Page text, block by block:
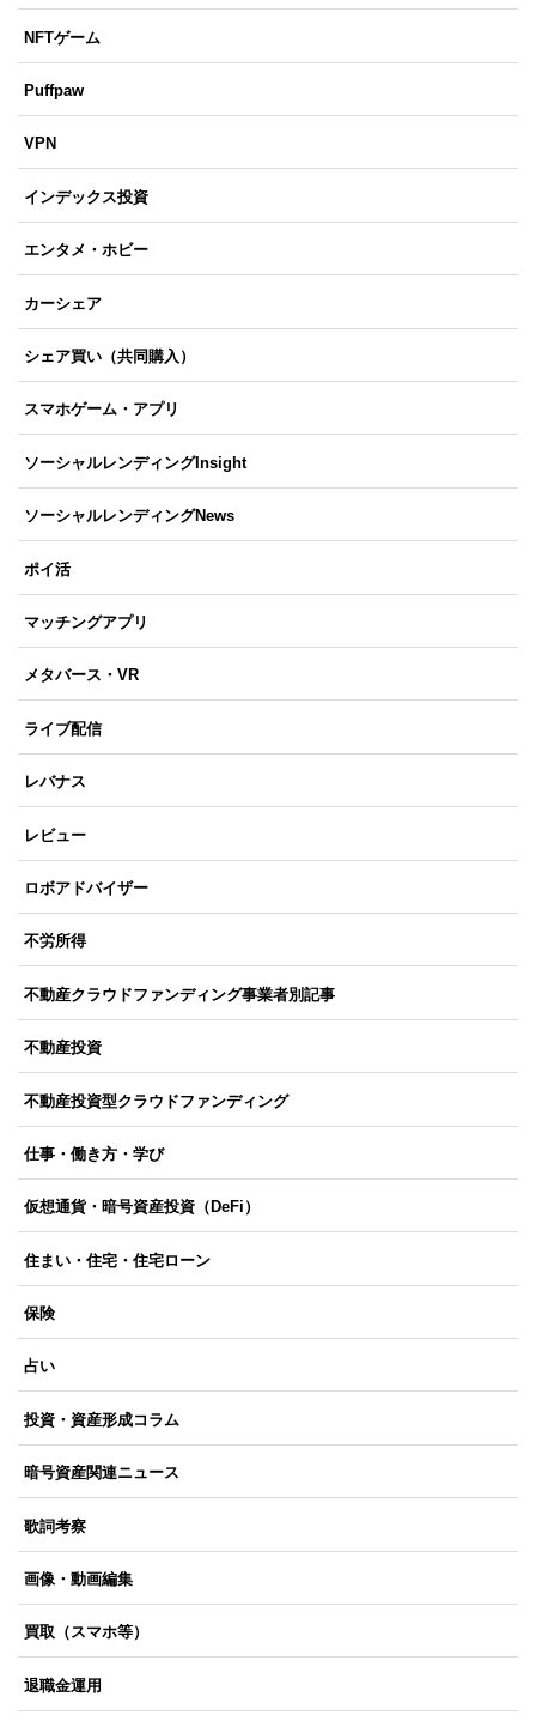
NFTゲーム
Puffpaw
VPN
インデックス投資
エンタメ・ホビー
カーシェア
シェア買い（共同購入）
スマホゲーム・アプリ
ソーシャルレンディングInsight
ソーシャルレンディングNews
ポイ活
マッチングアプリ
メタバース・VR
ライブ配信
レバナス
レビュー
ロボアドバイザー
不労所得
不動産クラウドファンディング事業者別記事
不動産投資
不動産投資型クラウドファンディング
仕事・働き方・学び
仮想通貨・暗号資産投資（DeFi）
住まい・住宅・住宅ローン
保険
占い
投資・資産形成コラム
暗号資産関連ニュース
歌詞考察
画像・動画編集
買取（スマホ等）
退職金運用